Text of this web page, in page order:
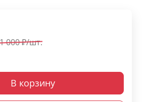
1 000₽/шт.
В корзину